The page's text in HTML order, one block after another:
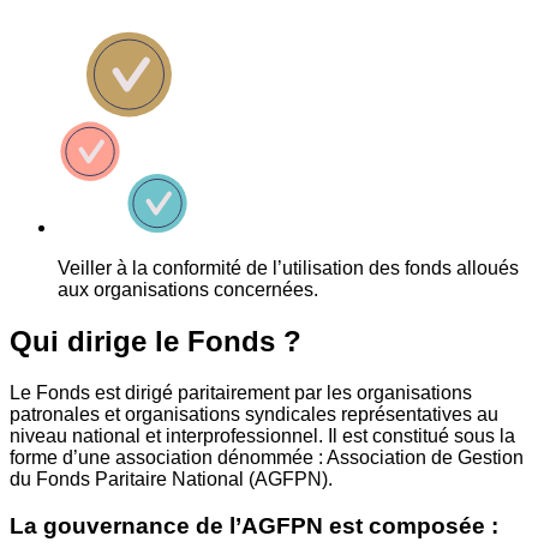
Veiller à la conformité de l’utilisation des fonds alloués
aux organisations concernées.
Qui dirige le Fonds ?
Le Fonds est dirigé paritairement par les organisations
patronales et organisations syndicales représentatives au
niveau national et interprofessionnel. Il est constitué sous la
forme d’une association dénommée : Association de Gestion
du Fonds Paritaire National (AGFPN).
La gouvernance de l’AGFPN est composée :